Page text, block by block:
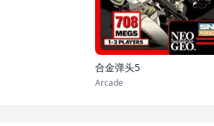
合金弹头5
Arcade